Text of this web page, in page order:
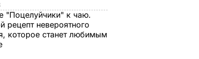
"Поцелуйчики" к чаю.
рецепт невероятного
которое станет любимым